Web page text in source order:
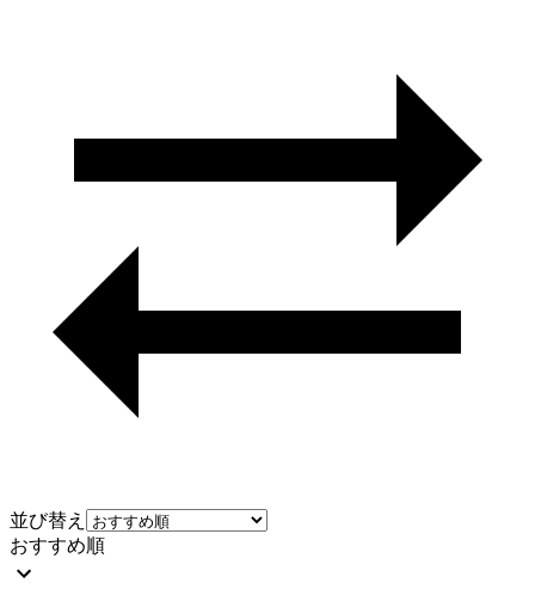
並び替え
おすすめ順